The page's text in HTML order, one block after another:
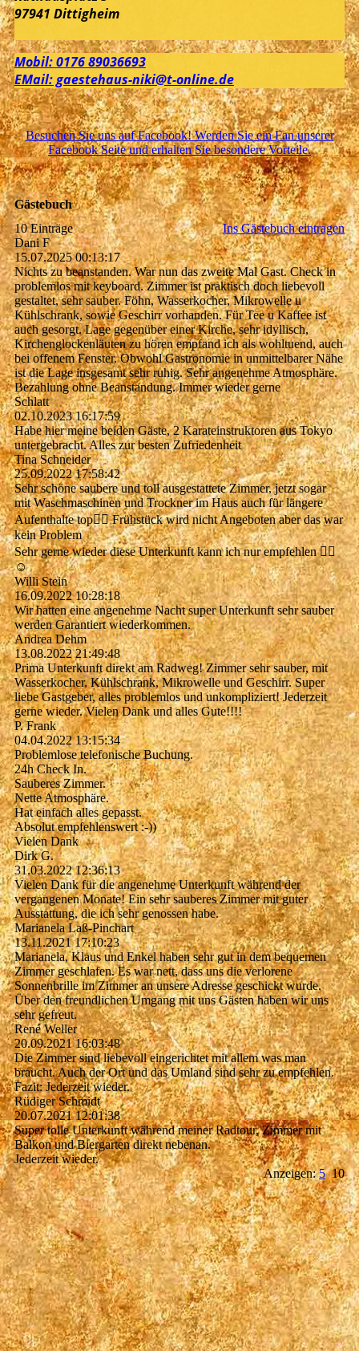
97941 Dittigheim
Mobil: 0176 89036693
EMail: gaestehaus-niki@t-online.de
Besuchen Sie uns auf Facebook! Werden Sie ein Fan unserer
Facebook Seite und erhalten Sie besondere Vorteile.
Gästebuch
10 Einträge
Ins Gästebuch eintragen
Dani F
15.07.2025 00:13:17
Nichts zu beanstanden. War nun das zweite Mal Gast. Check in
problemlos mit keyboard. Zimmer ist praktisch doch liebevoll
gestaltet, sehr sauber. Föhn, Wasserkocher, Mikrowelle u
Kühlschrank, sowie Geschirr vorhanden. Für Tee u Kaffee ist
auch gesorgt. Lage gegenüber einer Kirche, sehr idyllisch,
Kirchenglockenläuten zu hören empfand ich als wohltuend, auch
bei offenem Fenster. Obwohl Gastronomie in unmittelbarer Nähe
ist die Lage insgesamt sehr ruhig. Sehr angenehme Atmosphäre.
Bezahlung ohne Beanstandung. Immer wieder gerne
Schlatt
02.10.2023 16:17:59
Habe hier meine beiden Gäste, 2 Karateinstruktoren aus Tokyo
untergebracht. Alles zur besten Zufriedenheit
Tina Schneider
25.09.2022 17:58:42
Sehr schöne saubere und toll ausgestattete Zimmer, jetzt sogar
mit Waschmaschinen und Trockner im Haus auch für längere
Aufenthalte top👍🏻 Frühstück wird nicht Angeboten aber das war
kein Problem
Sehr gerne wieder diese Unterkunft kann ich nur empfehlen 👍🏻
☺️
Willi Stein
16.09.2022 10:28:18
Wir hatten eine angenehme Nacht super Unterkunft sehr sauber
werden Garantiert wiederkommen.
Andrea Dehm
13.08.2022 21:49:48
Prima Unterkunft direkt am Radweg! Zimmer sehr sauber, mit
Wasserkocher, Kühlschrank, Mikrowelle und Geschirr. Super
liebe Gastgeber, alles problemlos und unkompliziert! Jederzeit
gerne wieder. Vielen Dank und alles Gute!!!!
P. Frank
04.04.2022 13:15:34
Problemlose telefonische Buchung.
24h Check In.
Sauberes Zimmer.
Nette Atmosphäre.
Hat einfach alles gepasst.
Absolut empfehlenswert :-))
Vielen Dank
Dirk G.
31.03.2022 12:36:13
Vielen Dank für die angenehme Unterkunft während der
vergangenen Monate! Ein sehr sauberes Zimmer mit guter
Ausstattung, die ich sehr genossen habe.
Marianela Laß-Pinchart
13.11.2021 17:10:23
Marianela, Klaus und Enkel haben sehr gut in dem bequemen
Zimmer geschlafen. Es war nett, dass uns die verlorene
Sonnenbrille im Zimmer an unsere Adresse geschickt wurde.
Über den freundlichen Umgang mit uns Gästen haben wir uns
sehr gefreut.
René Weller
20.09.2021 16:03:48
Die Zimmer sind liebevoll eingerichtet mit allem was man
braucht. Auch der Ort und das Umland sind sehr zu empfehlen.
Fazit: Jederzeit wieder.
Rüdiger Schmidt
20.07.2021 12:01:38
Super tolle Unterkunft während meiner Radtour, Zimmer mit
Balkon und Biergarten direkt nebenan.
Jederzeit wieder.
Anzeigen:510